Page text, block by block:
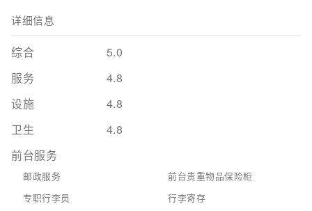
详细信息
综合
5.0
服务
4.8
设施
4.8
卫生
4.8
前台服务
邮政服务
前台贵重物品保险柜
专职行李员
行李寄存